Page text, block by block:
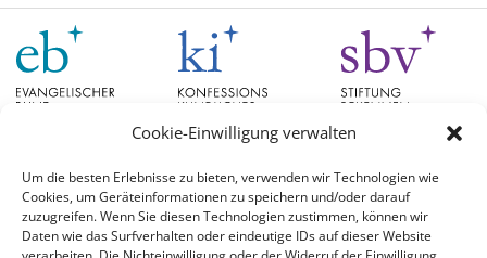
Cookie-Einwilligung verwalten
Um die besten Erlebnisse zu bieten, verwenden wir Technologien wie
Cookies, um Geräteinformationen zu speichern und/oder darauf
zuzugreifen. Wenn Sie diesen Technologien zustimmen, können wir
Daten wie das Surfverhalten oder eindeutige IDs auf dieser Website
Schlagwörter